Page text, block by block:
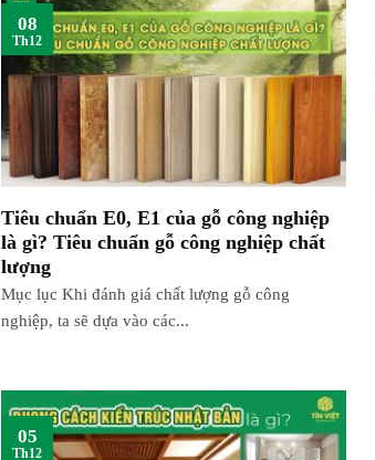
Tiêu chuẩn E0, E1 của gỗ công nghiệp
là gì? Tiêu chuẩn gỗ công nghiệp chất
lượng
Mục lục Khi đánh giá chất lượng gỗ công
nghiệp, ta sẽ dựa vào các...
08
Th12
05
Th12